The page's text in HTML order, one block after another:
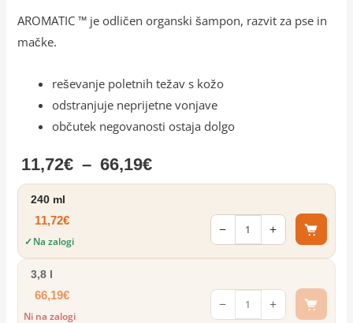
AROMATIC ™ je odličen organski šampon, razvit za pse in
mačke.
reševanje poletnih težav s kožo
odstranjuje neprijetne vonjave
občutek negovanosti ostaja dolgo
11,72€ – 66,19€
11,72€
240 ml
11,72€
✓ Na zalogi
− +
3,8 l
66,19€
Ni na zalogi
− +